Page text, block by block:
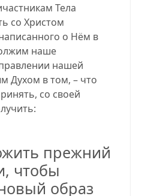
Тела
со Христом
о Нём в
наше
нашей
Духом в том, – что
со своей
прежний
чтобы
образ